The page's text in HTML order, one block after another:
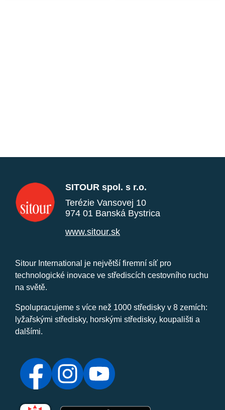
SITOUR spol. s r.o.
Terézie Vansovej 10
974 01 Banská Bystrica
www.sitour.sk
Sitour International je největší firemní síť pro
technologické inovace ve střediscích cestovního ruchu
na světě.
Spolupracujeme s více než 1000 středisky v 8 zemích:
lyžařskými středisky, horskými středisky, koupališti a
dalšími.